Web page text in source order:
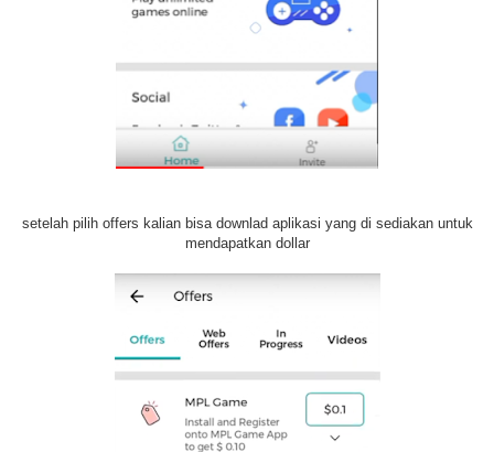
setelah pilih offers kalian bisa downlad aplikasi yang di sediakan untuk
mendapatkan dollar